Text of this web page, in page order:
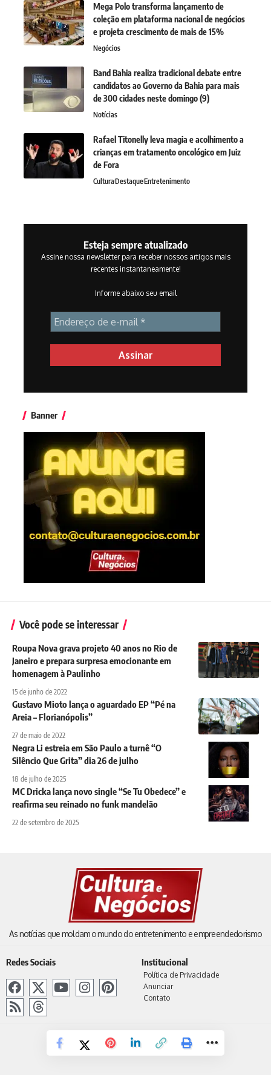
Mega Polo transforma lançamento de
coleção em plataforma nacional de negócios
e projeta crescimento de mais de 15%
Negócios
Band Bahia realiza tradicional debate entre
candidatos ao Governo da Bahia para mais
de 300 cidades neste domingo (9)
Notícias
Rafael Titonelly leva magia e acolhimento a
crianças em tratamento oncológico em Juiz
de Fora
CulturaDestaqueEntretenimento
Esteja sempre atualizado
Assine nossa newsletter para receber nossos artigos mais
recentes instantaneamente!
Informe abaixo seu email
Banner
Você pode se interessar
Roupa Nova grava projeto 40 anos no Rio de
Janeiro e prepara surpresa emocionante em
homenagem à Paulinho
15 de junho de 2022
Gustavo Mioto lança o aguardado EP “Pé na
Areia – Florianópolis”
27 de maio de 2022
Negra Li estreia em São Paulo a turnê “O
Silêncio Que Grita” dia 26 de julho
18 de julho de 2025
MC Dricka lança novo single “Se Tu Obedece” e
reafirma seu reinado no funk mandelão
22 de setembro de 2025
As notícias que moldam o mundo do entretenimento e empreendedorismo
Redes Sociais Institucional
Política de Privacidade
Anunciar
Contato